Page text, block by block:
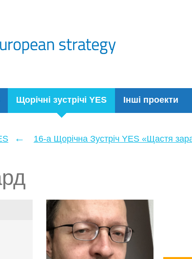
Щорічні зустрічі YES Інші проекти
← 16-а Щорічна Зустріч YES «Щастя